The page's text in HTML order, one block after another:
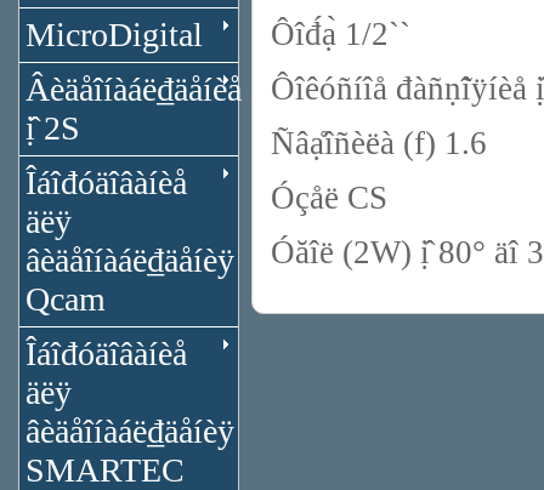
MicroDigital
Âèäåîíàáë₫äåíèå
ị̂ 2S
Îáîđóäîâàíèå
äëÿ
âèäåîíàáë₫äåíèÿ
Qcam
Îáîđóäîâàíèå
äëÿ
âèäåîíàáë₫äåíèÿ
SMARTEC
Ôîđ́ạ̀ 1/2``
Ôîêóñíîå đàñṇ̃îÿíèå
Ñâạ̊îñèëà (f) 1.6
Óçåë CS
Óăîë (2W) ị̂ 80° äî